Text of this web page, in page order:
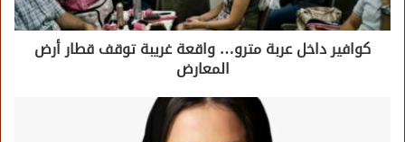
كوافير داخل عربة مترو… واقعة غريبة توقف قطار أرض
المعارض